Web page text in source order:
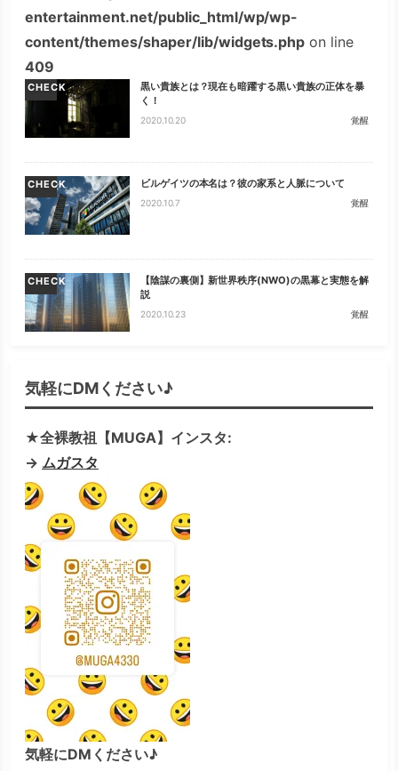
entertainment.net/public_html/wp/wp-
content/themes/shaper/lib/widgets.php on line
409
CHECK
黒い貴族とは？現在も暗躍する黒い貴族の正体を暴
く！
2020.10.20 覚醒
CHECK ビルゲイツの本名は？彼の家系と人脈について
2020.10.7 覚醒
CHECK
【陰謀の裏側】新世界秩序(NWO)の黒幕と実態を解
説
2020.10.23 覚醒
気軽にDMください♪
★全裸教祖【MUGA】インスタ:
→ ムガスタ
気軽にDMください♪